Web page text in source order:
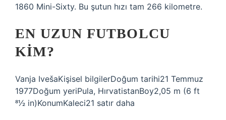
1860 Mini-Sixty. Bu şutun hızı tam 266 kilometre.
EN UZUN FUTBOLCU
KIM?
Vanja IvešaKişisel bilgilerDoğum tarihi21 Temmuz
1977Doğum yeriPula, HırvatistanBoy2,05 m (6 ft
81⁄2 in)KonumKaleci21 satır daha